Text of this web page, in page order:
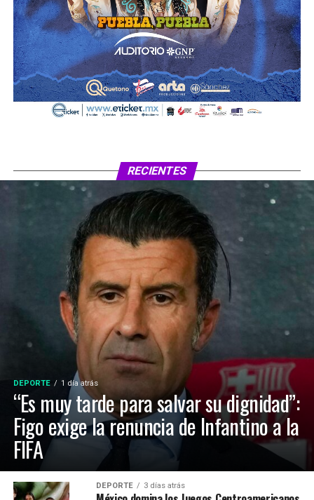
RECIENTES
DEPORTE 1 día atrás
“Es muy tarde para salvar su dignidad”:
Figo exige la renuncia de Infantino a la
FIFA
DEPORTE 3 días atrás